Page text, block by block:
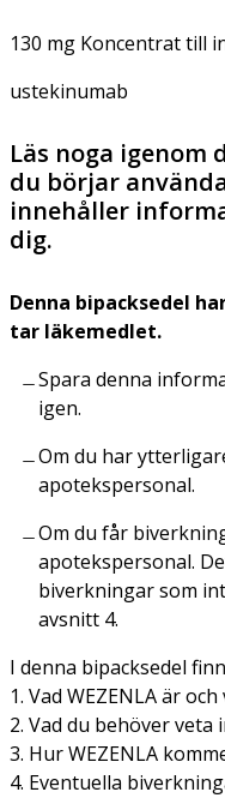
130 mg Koncentrat till
ustekinumab
Läs noga igenom
du börjar
innehåller
dig.
Denna bipacksedel
tar läkemedlet.
Spara denna
igen.
Om du har
apotekspersonal.
Om du får
apotekspersonal.
biverkningar som
avsnitt 4.
I denna bipacksedel
1. Vad WEZENLA är
2. Vad du behöver veta
3. Hur WEZENLA
4. Eventuella